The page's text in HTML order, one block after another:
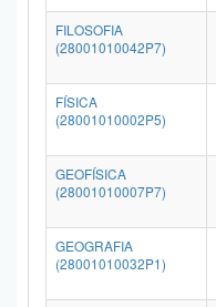
FILOSOFIA
(28001010042P7)
FÍSICA
(28001010002P5)
GEOFÍSICA
(28001010007P7)
GEOGRAFIA
(28001010032P1)